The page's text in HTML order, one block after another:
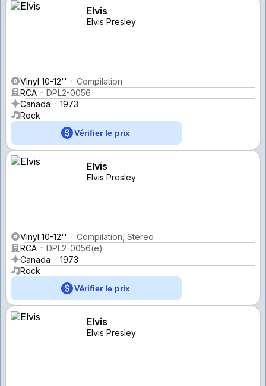
Elvis
Elvis Presley
Vinyl 10-12''
Compilation
RCA
DPL2-0056
Canada
1973
Rock
Vérifier le prix
Elvis
Elvis Presley
Vinyl 10-12''
Compilation, Stereo
RCA
DPL2-0056(e)
Canada
1973
Rock
Vérifier le prix
Elvis
Elvis Presley